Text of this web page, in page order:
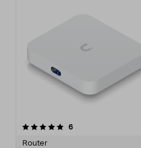
6recensioner
Router
0.0 av 5 stjärnor